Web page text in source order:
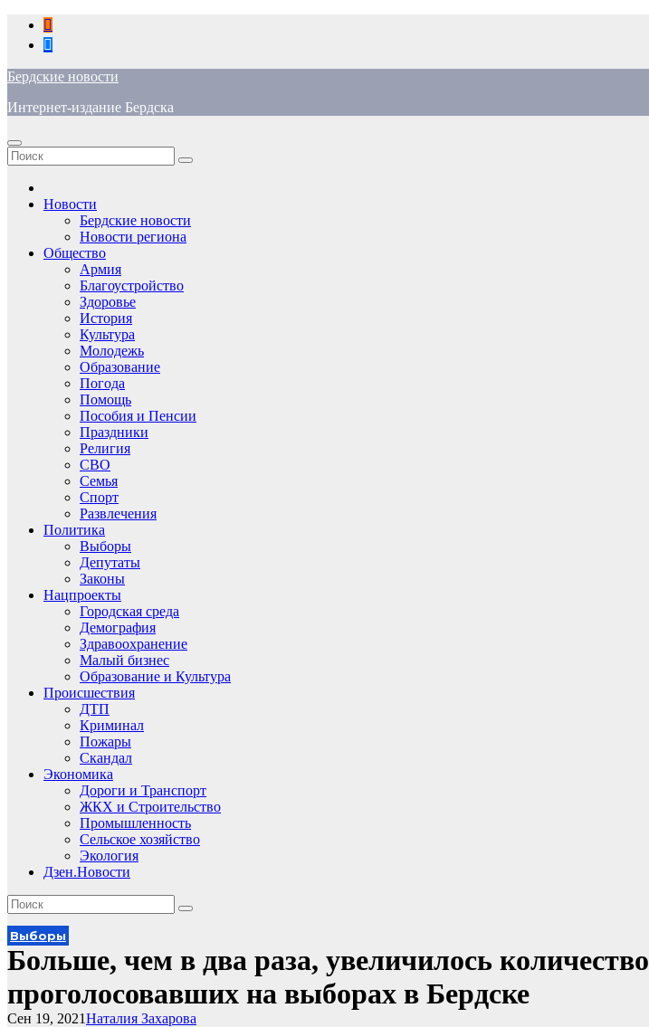
Перейти
содержимому
Бердские новости
Интернет-издание Бердска
Новости
Бердские новости
Новости региона
Общество
Армия
Благоустройство
Здоровье
История
Культура
Молодежь
Образование
Погода
Помощь
Пособия и Пенсии
Праздники
Религия
СВО
Семья
Спорт
Развлечения
Политика
Выборы
Депутаты
Законы
Нацпроекты
Городская среда
Демография
Здравоохранение
Малый бизнес
Образование и Культура
Происшествия
ДТП
Криминал
Пожары
Скандал
Экономика
Дороги и Транспорт
ЖКХ и Строительство
Промышленность
Сельское хозяйство
Экология
Дзен.Новости
Выборы
Больше, чем в два раза, увеличилось количество
проголосовавших на выборах в Бердске
Наталия Захарова
Сен 19, 2021